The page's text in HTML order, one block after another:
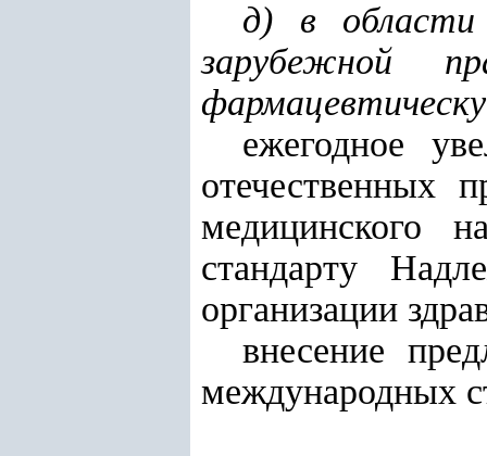
д) в области
зарубежной
ежегодное
отечественных
медицинского
стандарту
организации
внесение
международных